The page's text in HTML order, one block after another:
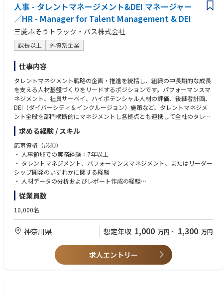
・組織改革イニシアティブの主導
・組織アセスメントの実施と改善機会の特定
・エンゲージメントと定着率向上施策の推進
6. HRポリシーおよびコンプライアンス
・労働法・規制の遵守
・コンプライアンス教育の徹底
・懲戒処分・解雇に関する指導とサポート
・人事制度の改訂および新規制度の設計
7. HRのKPIと報告
・人事施策のKPI設計とフォローアップ
・人事本部長への定期報告
・データ分析による意思決定支援とプロセス改善
・安全衛生活動計画の策定と実施
・協力会社との安全衛生協議会の開催
・安全パトロールの実施
・行政機関への届出対応
9. 福利厚生
・企業年金の管理
・福祉施設の運用（食堂、ロッカールーム、浴場など）
・保険管理と事故対応
・社会保険の運用と法改正対応
・行政機関への届出
10. 労働組合との交渉
・企業戦略に基づく労働組合との交渉
・組織改善アクションプランのサポート
■ 労務・人事オペレーション
・問題対応や懲戒調査サポート
・データ管理・レポーティング
・コンプライアンス遵守
・トータルリワードチームとの連携
・TOEIC500点以上もしくはそれに準する英語力
人事 - タレントマネージメント&DEI マネージャー
／HR - Manager for Talent Management & DEI
三菱ふそうトラック・バス株式会社
課長以上 外資系企業
仕事内容
タレントマネジメント戦略の企画・推進を統括し、組織の中長期的な成長
を支える人材基盤づくりをリードするポジションです。パフォーマンスマ
ネジメント、社員サーベイ、ハイポテンシャル人材の評価、後継者計画、
DEI（ダイバーシティ＆インクルージョン）施策など、タレントマネジメ
ント全般を部門横断的にマネジメントし各拠点とも連携して全社のタレン
ト戦略を前進させます。
■ 具体的には…
・ パフォーマンスマネジメント：年度評価サイクルの企画・運用、目標設
定/評価プロセスの整備、関連ITツールの運用改善、HRBP連携
・ タレントマネジメント運用：後継者計画、タレントディスカッションの
設計/ファシリテーション、タレントデータの可視化、HRシステム運用
レポート化、マネジメント向けアクション設計とフォロー
・ アセスメント：管理職昇進時のアセスメントセンターの企画・実施、デ
ータ分析/報告、アセッサー支援、必要に応じた新プログラム導入検討
・ DEI推進：施策/イベント企画・実行、ポリシー見直し、法令順守、外部
連携、ERG支援、社内外コミュニケーションとレポーティング
求める経験 / スキル
応募資格（必須）
・ 人事領域での実務経験：7年以上
・ タレントマネジメント、パフォーマンスマネジメント、またはリーダー
シップ開発のいずれかに関する経験
・ 人材データの分析およびレポート作成の経験
・ 部門横断のプロジェクト推進経験
・ マネジメント層とのコミュニケーション経験
・ DEI施策（企画・運用）の経験
・ 組織開発（OD）に関する知識・実務経験
・ 社員サーベイ（企画・分析）の経験
・ アセスメントツールや評価センター運営経験
・ グローバル企業でのタレントマネジメント経験
従業員数
10,000名
神奈川県 想定年収 1,000 万円 ~ 1,300 万円
求人エントリー